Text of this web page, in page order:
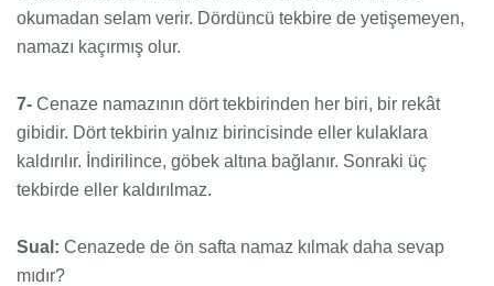
okumadan selam verir. Dördüncü tekbire de yetişemeyen,
namazı kaçırmış olur.
7- Cenaze namazının dört tekbirinden her biri, bir rekât
gibidir. Dört tekbirin yalnız birincisinde eller kulaklara
kaldırılır. İndirilince, göbek altına bağlanır. Sonraki üç
tekbirde eller kaldırılmaz.
Sual: Cenazede de ön safta namaz kılmak daha sevap
mıdır?